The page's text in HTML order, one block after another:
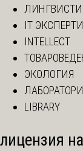
IT
INTELLECT
ЭКОЛОГИЯ
LIBRARY
лицензия